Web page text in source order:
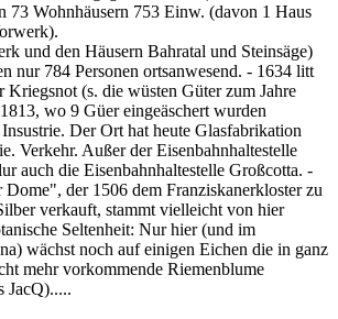
73 Wohnhäusern 753 Einw. (davon 1 Haus
und den Häusern Bahratal und Steinsäge)
nur 784 Personen ortsanwesend. - 1634 litt
Kriegsnot (s. die wüsten Güter zum Jahre
wo 9 Güer eingeäschert wurden
Der Ort hat heute Glasfabrikation
Verkehr. Außer der Eisenbahnhaltestelle
auch die Eisenbahnhaltestelle Großcotta. -
der 1506 dem Franziskanerkloster zu
verkauft, stammt vielleicht von hier
Seltenheit: Nur hier (und im
wächst noch auf einigen Eichen die in ganz
mehr vorkommende Riemenblume
JacQ).....